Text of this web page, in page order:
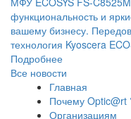
функциональность и
вашему бизнесу.
технология Kyoscera
Подробнее
Все новости
Главная
Почему Optic@rt
Организациям